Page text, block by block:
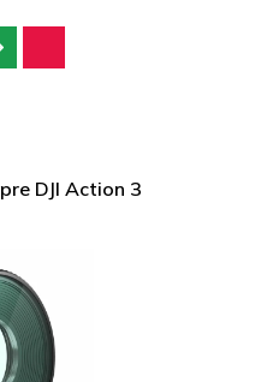
DJI Action 3